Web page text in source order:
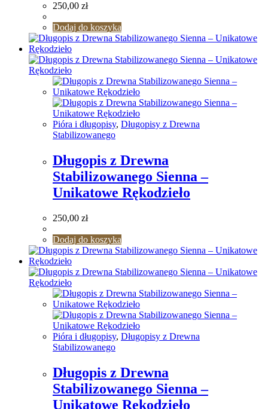
250,00 zł
Dodaj do koszyka
Pióra i długopisy, Długopisy z Drewna
Stabilizowanego
Długopis z Drewna
Stabilizowanego Sienna –
Unikatowe Rękodzieło
250,00 zł
Dodaj do koszyka
Pióra i długopisy, Długopisy z Drewna
Stabilizowanego
Długopis z Drewna
Stabilizowanego Sienna –
Unikatowe Rękodzieło